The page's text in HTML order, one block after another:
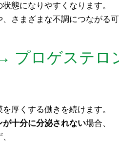
状態になりやすくなります。
さまざまな不調につながる可
プロゲステロ
厚くする働きを続けます。
が十分に分泌されない場合、